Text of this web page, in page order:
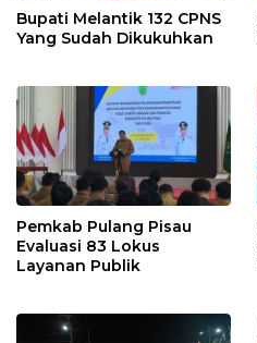
Bupati Melantik 132 CPNS
Yang Sudah Dikukuhkan
Pemkab Pulang Pisau
Evaluasi 83 Lokus
Layanan Publik